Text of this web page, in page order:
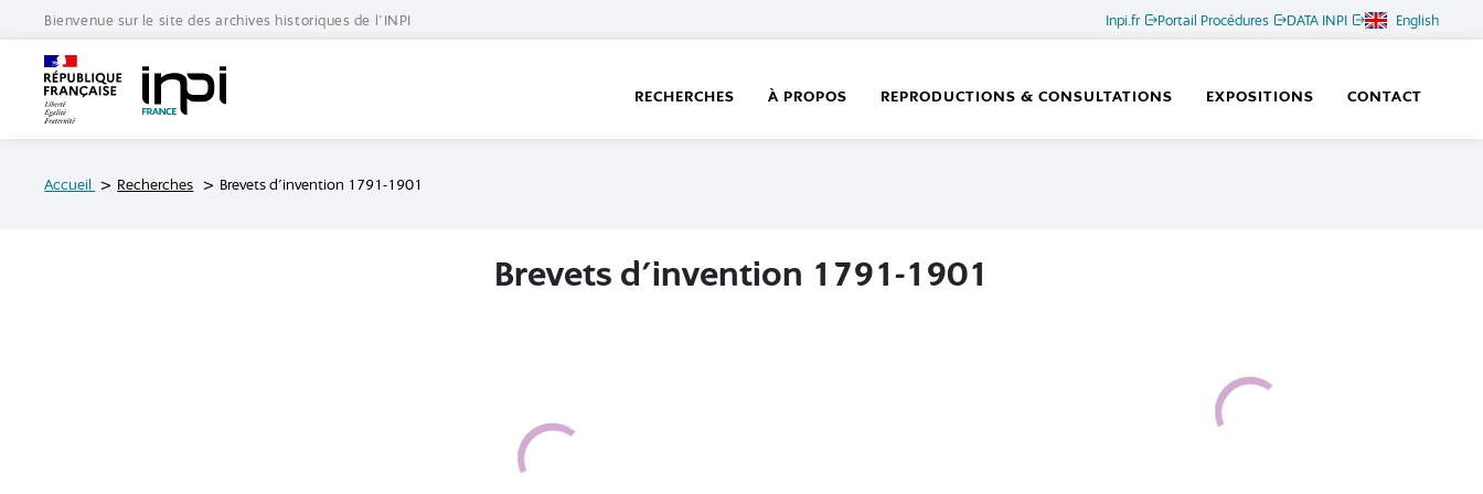
Bienvenue sur le site des archives historiques de l'INPI Inpi.fr Portail Procédures DATA INPI English
RECHERCHES À PROPOS REPRODUCTIONS & CONSULTATIONS EXPOSITIONS CONTACT
Accueil Recherches Brevets d'invention 1791-1901
Brevets d'invention 1791-1901